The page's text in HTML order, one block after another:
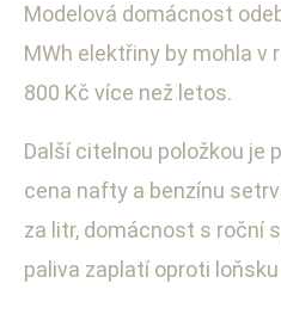
Modelová domácnost
MWh elektřiny by mohla v
800 Kč více než letos.
Další citelnou položkou je
cena nafty a benzínu
za litr, domácnost s roční
paliva zaplatí oproti